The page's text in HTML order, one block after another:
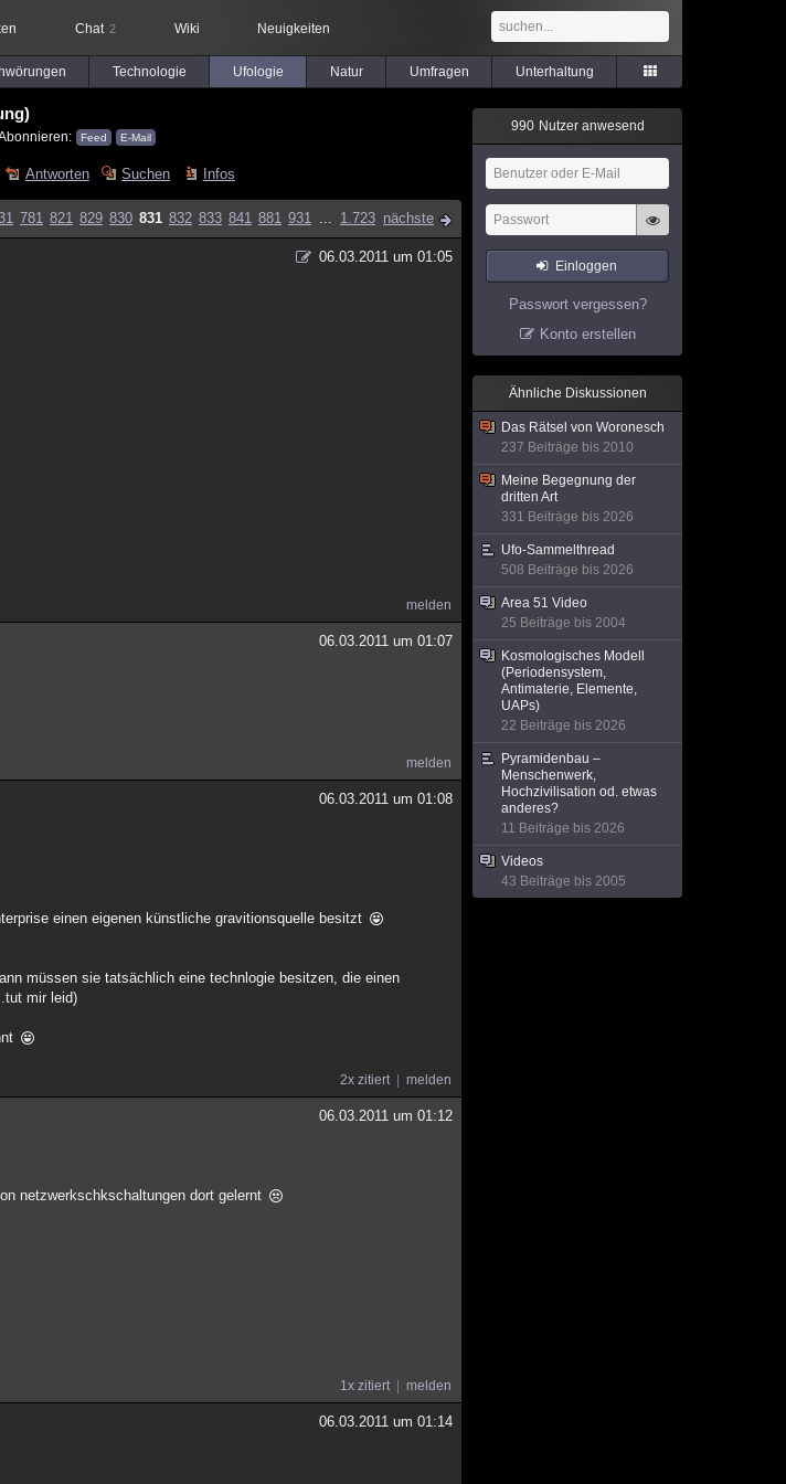
Chat 2 Wiki Neuigkeiten
Technologie Ufologie Natur Umfragen Unterhaltung
Feed E-Mail
Antworten Suchen Infos
781 821 829 830 831 832 833 841 881 931 ... 1.723 nächste
06.03.2011 um 01:05
melden
06.03.2011 um 01:07
melden
06.03.2011 um 01:08
einen eigenen künstliche gravitionsquelle besitzt
müssen sie tatsächlich eine technlogie besitzen, die einen
mir leid)
2x zitiert melden
06.03.2011 um 01:12
netzwerkschkschaltungen dort gelernt
1x zitiert melden
06.03.2011 um 01:14
990 Nutzer anwesend
Einloggen
Passwort vergessen?
Konto erstellen
Ähnliche Diskussionen
Das Rätsel von Woronesch
237 Beiträge bis 2010
Meine Begegnung der
dritten Art
331 Beiträge bis 2026
Ufo-Sammelthread
508 Beiträge bis 2026
Area 51 Video
25 Beiträge bis 2004
Kosmologisches Modell
(Periodensystem,
Antimaterie, Elemente,
UAPs)
22 Beiträge bis 2026
Pyramidenbau –
Menschenwerk,
Hochzivilisation od. etwas
anderes?
11 Beiträge bis 2026
Videos
43 Beiträge bis 2005